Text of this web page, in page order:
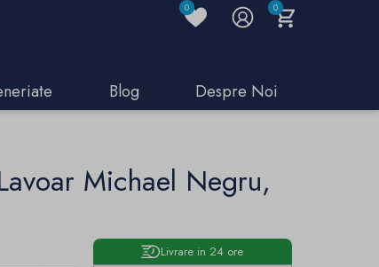
0 0
Blog Despre Noi
Michael Negru,
Livrare in 24 ore